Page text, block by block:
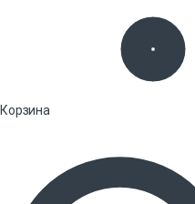
Корзина